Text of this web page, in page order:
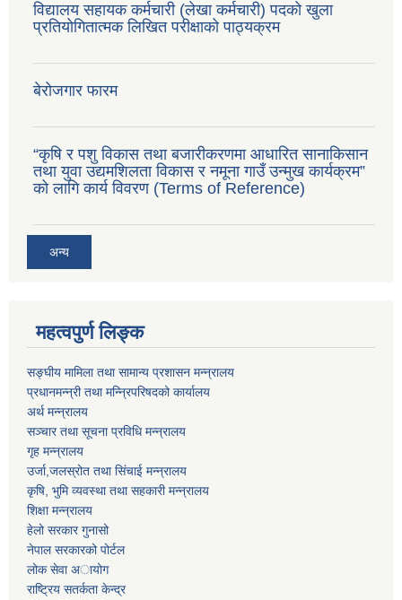
विद्यालय सहायक कर्मचारी (लेखा कर्मचारी) पदको खुला
प्रतियोगितात्मक लिखित परीक्षाको पाठ्यक्रम
बेरोजगार फारम
“कृषि र पशु विकास तथा बजारीकरणमा आधारित सानाकिसान
तथा युवा उद्यमशिलता विकास र नमूना गाउँ उन्मुख कार्यक्रम”
को लागि कार्य विवरण (Terms of Reference)
अन्य
महत्वपुर्ण लिङ्क
सङ्घीय मामिला तथा सामान्य प्रशासन मन्न्रालय
प्रधानमन्न्री तथा मन्न्रिपरिषदको कार्यालय
अर्थ मन्न्रालय
सञ्चार तथा सूचना प्रविधि मन्न्रालय
गृह मन्न्रालय
उर्जा,जलस्रोत तथा सिंचाई मन्न्रालय
कृषि, भुमि व्यवस्था तथा सहकारी मन्न्रालय
शिक्षा मन्न्रालय
हेलो सरकार गुनासो
नेपाल सरकारको पोर्टल
लोक सेवा अायोग
राष्ट्रिय सतर्कता केन्द्र